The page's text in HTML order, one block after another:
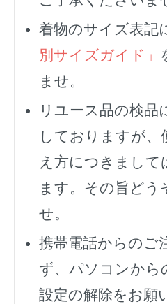
着物のサイズ表記
別サイズガイド」
ませ。
リユース品の検品
しておりますが、
え方につきまして
ます。その旨どう
せ。
携帯電話からのご
ず、 パソコンから
設定の解除をお願